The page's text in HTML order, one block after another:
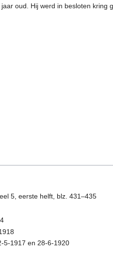
jaar oud. Hij werd in besloten kring
5, eerste helft, blz. 431–435
5-1917 en 28-6-1920